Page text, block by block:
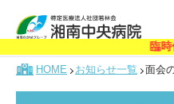
臨時休
HOME お知らせ一覧 面会